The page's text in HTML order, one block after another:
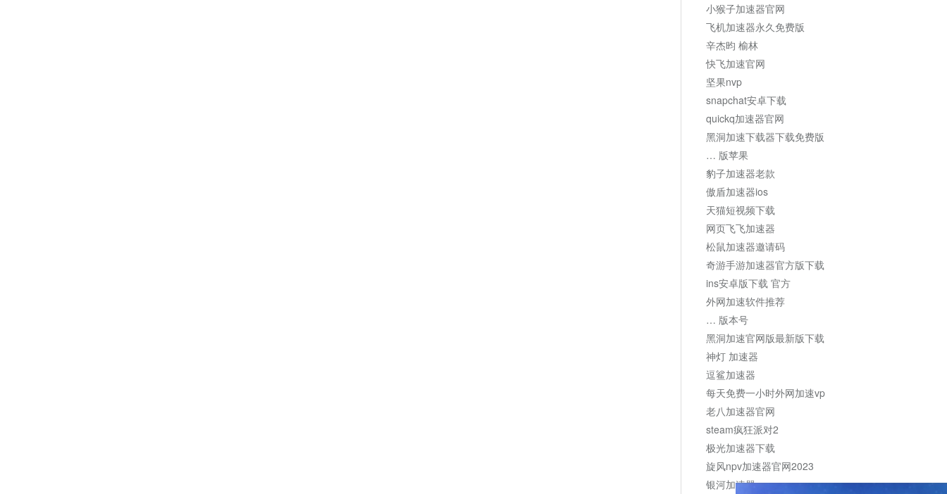
小猴子加速器官网
飞机加速器永久免费版
辛杰昀 榆林
快飞加速官网
坚果nvp
snapchat安卓下载
quickq加速器官网
黑洞加速下载器下载免费版
… 版苹果
豹子加速器老款
傲盾加速器ios
天猫短视频下载
网页飞飞加速器
松鼠加速器邀请码
奇游手游加速器官方版下载
ins安卓版下载 官方
外网加速软件推荐
… 版本号
黑洞加速官网版最新版下载
神灯 加速器
逗鲨加速器
每天免费一小时外网加速vp
老八加速器官网
steam疯狂派对2
极光加速器下载
旋风npv加速器官网2023
银河加速器